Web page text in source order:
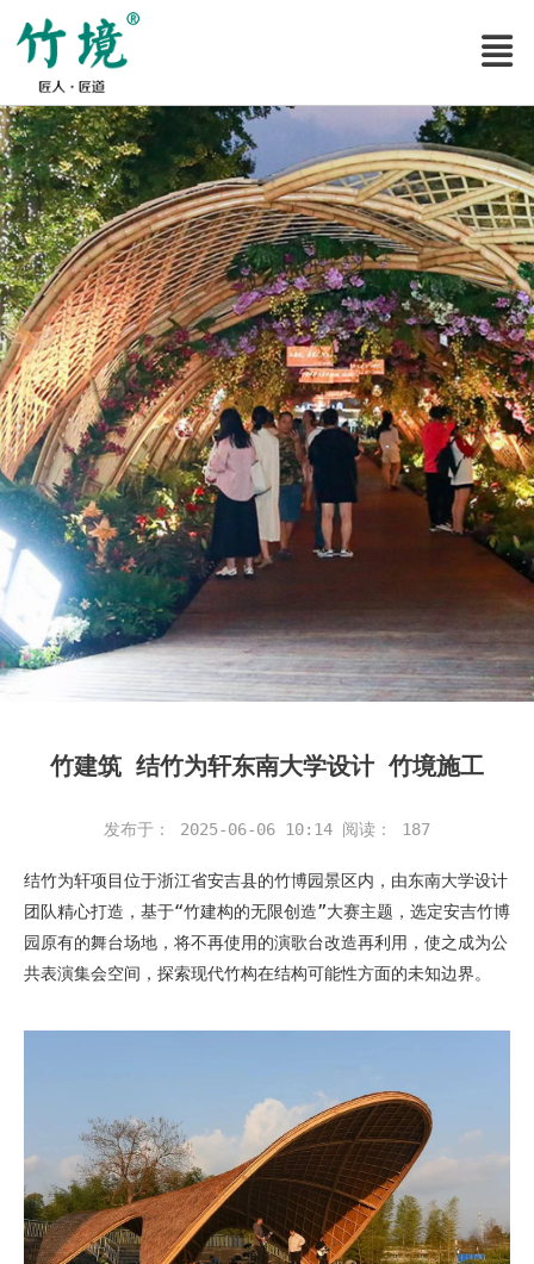
竹建筑 结竹为轩东南大学设计 竹境施工
发布于： 2025-06-06 10:14 阅读： 187
结竹为轩项目位于浙江省安吉县的竹博园景区内，由东南大学设计
团队精心打造，基于“竹建构的无限创造”大赛主题，选定安吉竹博
园原有的舞台场地，将不再使用的演歌台改造再利用，使之成为公
共表演集会空间，探索现代竹构在结构可能性方面的未知边界。